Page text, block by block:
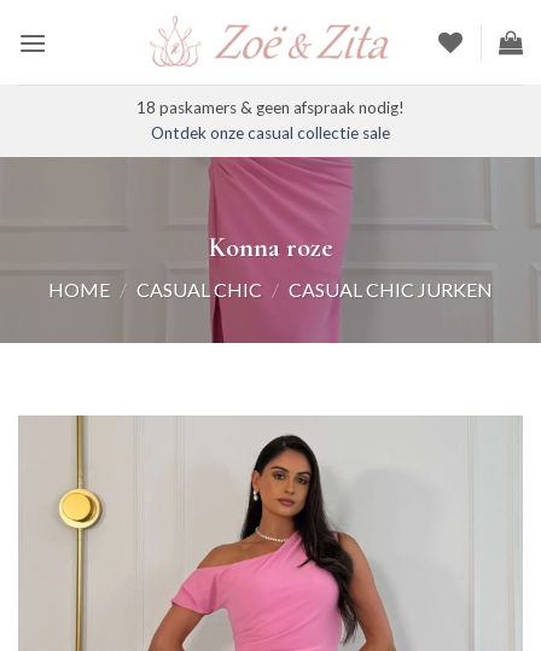
naar
18 paskamers & geen afspraak nodig!
Ontdek onze casual collectie sale
Konna roze
HOME / CASUAL CHIC / CASUAL CHIC JURKEN